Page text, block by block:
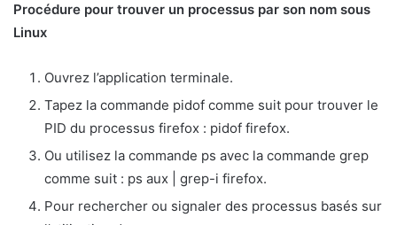
Procédure pour trouver un processus par son nom sous
Linux
Ouvrez l’application terminale.
Tapez la commande pidof comme suit pour trouver le
PID du processus firefox : pidof firefox.
Ou utilisez la commande ps avec la commande grep
comme suit : ps aux | grep-i firefox.
Pour rechercher ou signaler des processus basés sur